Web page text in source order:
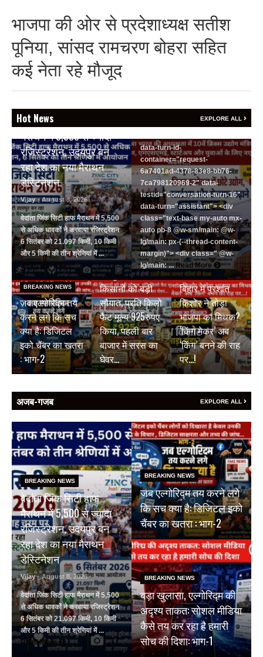
भाजपा की ओर से प्रदेशाध्यक्ष सतीश
पूनिया, सांसद रामचरण बोहरा सहित
कई नेता रहे मौजूद
Hot News EXPLORE ALL
वेदांता जिंक सिटी हाफ
मैराथन में 5,500 से ज्यादा
रजिस्ट्रेशन, उदयपुर बन
रहा देश का नया मैराथन
डेस्टिनेशन
Vijay - August 8, 2026
वेदांता जिंक सिटी हाफ मैराथन में 5,500
से अधिक धावकों ने करवाया रजिस्ट्रेशन
6 सितंबर को 21.097 किमी, 10 किमी
और 5 किमी की तीन श्रेणियां में ...
Read More
<section class="text-token-
text-primary w-full
focus:outline-none has-data-
writing-block:pointer-events-
R6Vx5W_threadScrollVars
data-turn-id-
container="request-
6a7401ad-4378-83e8-bb76-
7ca798120969-2" data-
testid="conversation-turn-16"
data-turn="assistant"> <div
class="text-base my-auto mx-
auto pb-8 @w-sm/main: @w-
lg/main: px-(--thread-content-
margin)"> <div class=" @w-
lg/main: ... Read More
BREAKING NEWS
जब एल्गोरिद्म तय
करने लगे कि सच
क्या है: डिजिटल
इको चैंबर का खतरा
: भाग-2
BREAKING NEWS
जयपुर डेयरी की
किसानों को बड़ी
सौगात, प्रति किलो
फैट मूल्य 925रुपए
किया, पहली बार
बाजार में सरस का
घेवर…
BREAKING NEWS
बिहार में प्रशांत
किशोर ने तोड़ा
भाजपा का मिथक?
‘किंग मेकर’ अब
‘किंग’ बनने की राह
पर…!
अजब-गजब EXPLORE ALL
BREAKING NEWS
वेदांता जिंक सिटी हाफ
मैराथन में 5,500 से ज्यादा
रजिस्ट्रेशन, उदयपुर बन
रहा देश का नया मैराथन
डेस्टिनेशन
Vijay - August 8, 2026
वेदांता जिंक सिटी हाफ मैराथन में 5,500
से अधिक धावकों ने करवाया रजिस्ट्रेशन
6 सितंबर को 21.097 किमी, 10 किमी
और 5 किमी की तीन श्रेणियां में ...
Read More
BREAKING NEWS
जब एल्गोरिद्म तय करने लगे
कि सच क्या है: डिजिटल इको
चैंबर का खतरा : भाग-2
BREAKING NEWS
बड़ा खुलासा, एल्गोरिद्म की
अदृश्य ताकत: सोशल मीडिया
कैसे तय कर रहा है हमारी
सोच की दिशा: भाग-1